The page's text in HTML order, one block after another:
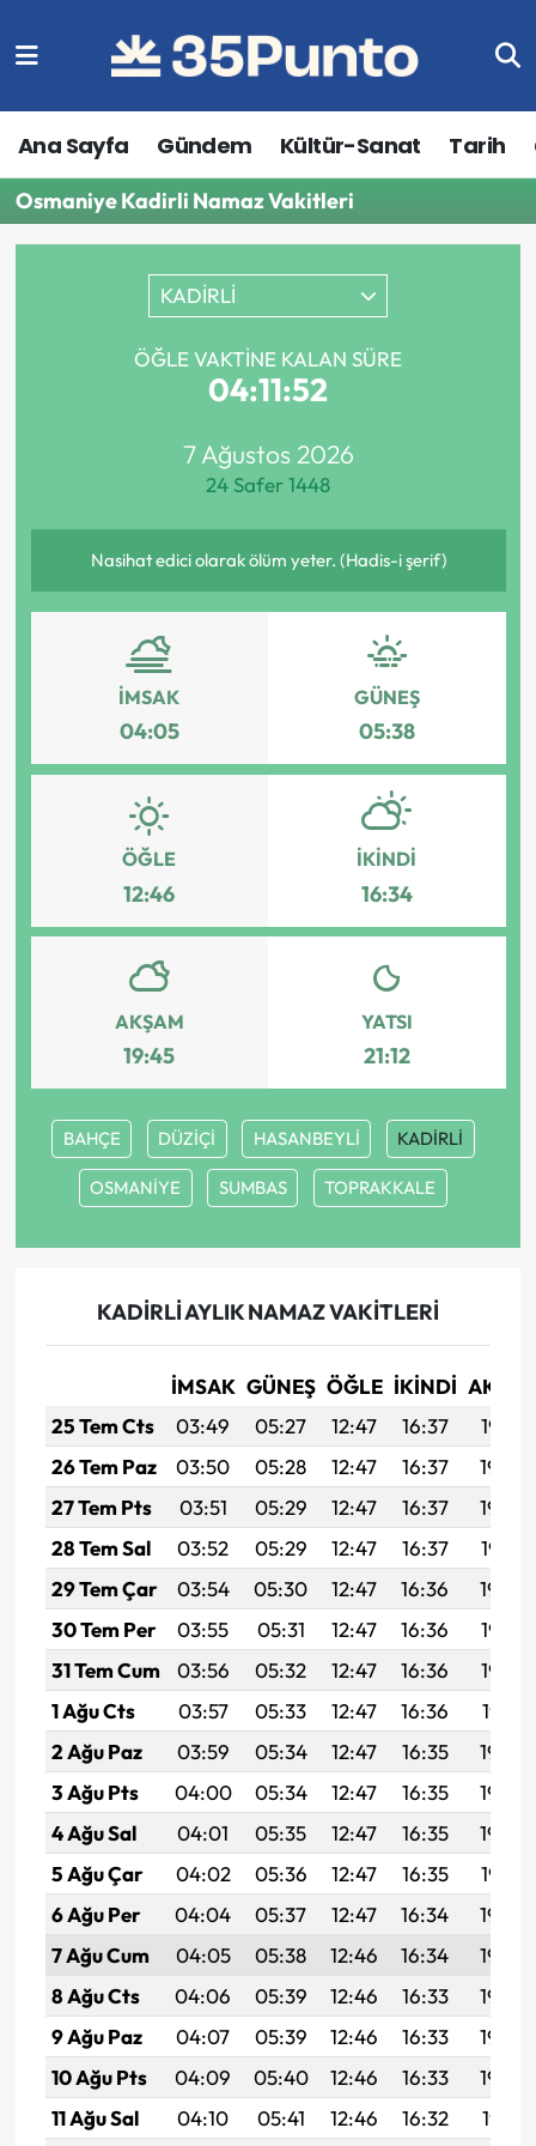
Ana Sayfa Gündem Kültür-Sanat Tarih
Osmaniye Kadirli Namaz Vakitleri
KADİRLİ
ÖĞLE VAKTINE KALAN SÜRE
04:11:52
7 Ağustos 2026
24 Safer 1448
Nasihat edici olarak ölüm yeter. (Hadis-i şerif)
İMSAK
04:05
GÜNEŞ
05:38
ÖĞLE
12:46
İKINDI
16:34
AKŞAM
19:45
YATSI
21:12
BAHÇE DÜZİÇİ HASANBEYLİ KADİRLİ
OSMANİYE SUMBAS TOPRAKKALE
KADİRLİ AYLIK NAMAZ VAKITLERI
İMSAK GÜNEŞ ÖĞLE İKINDI
25 Tem Cts
03:49 05:27 12:47 16:37
19:57
26 Tem Paz
03:50 05:28 12:47 16:37
19:56
27 Tem Pts
03:51 05:29 12:47 16:37
19:56
28 Tem Sal
03:52 05:29 12:47 16:37
19:55
29 Tem Çar
03:54 05:30 12:47 16:36
19:54
30 Tem Per
03:55 05:31 12:47 16:36
19:53
31 Tem Cum
03:56 05:32 12:47 16:36
19:52
1 Ağu Cts
03:57 05:33 12:47 16:36
19:51
2 Ağu Paz
03:59 05:34 12:47 16:35
19:50
3 Ağu Pts
04:00 05:34 12:47 16:35
19:49
4 Ağu Sal
04:01 05:35 12:47 16:35
19:48
5 Ağu Çar
04:02 05:36 12:47 16:35
19:47
6 Ağu Per
04:04 05:37 12:47 16:34
19:46
7 Ağu Cum
04:05 05:38 12:46 16:34
19:45
8 Ağu Cts
04:06 05:39 12:46 16:33
19:44
9 Ağu Paz
04:07 05:39 12:46 16:33
19:43
10 Ağu Pts
04:09 05:40 12:46 16:33
19:42
11 Ağu Sal
04:10 05:41 12:46 16:32
19:41